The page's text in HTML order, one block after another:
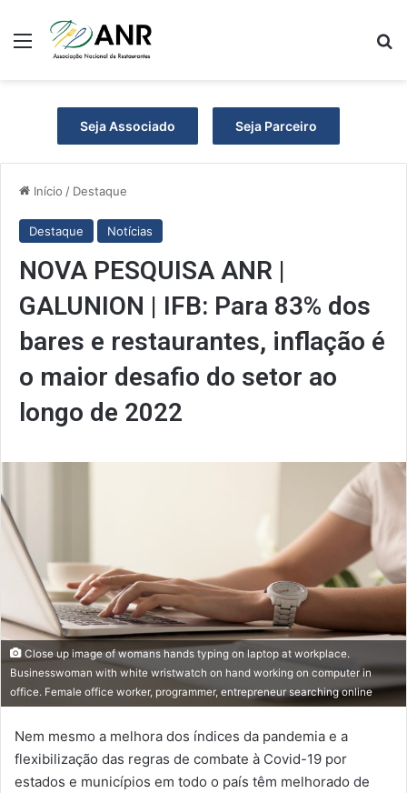
Menu
Seja Associado Seja Parceiro
Início / Destaque
Destaque Notícias
NOVA PESQUISA ANR |
GALUNION | IFB: Para 83% dos
bares e restaurantes, inflação é
o maior desafio do setor ao
longo de 2022
Close up image of womans hands typing on laptop at workplace.
Businesswoman with white wristwatch on hand working on computer in
office. Female office worker, programmer, entrepreneur searching online
Nem mesmo a melhora dos índices da pandemia e a
flexibilização das regras de combate à Covid-19 por
estados e municípios em todo o país têm melhorado de